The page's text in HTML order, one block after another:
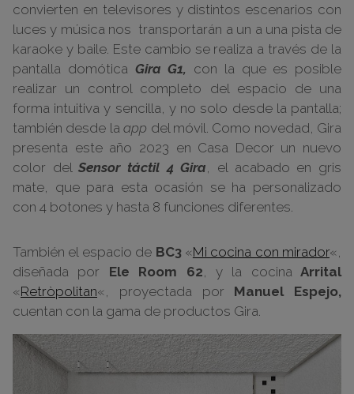
convierten en televisores y distintos escenarios con
luces y música nos transportarán a un a una pista de
karaoke y baile. Este cambio se realiza a través de la
pantalla domótica Gira G1, con la que es posible
realizar un control completo del espacio de una
forma intuitiva y sencilla, y no solo desde la pantalla;
también desde laapp del móvil. Como novedad, Gira
presenta este año 2023 en Casa Decor un nuevo
color delSensor táctil 4 Gira , el acabado en gris
mate, que para esta ocasión se ha personalizado
con 4 botones y hasta 8 funciones diferentes.
También el espacio de BC3«Mi cocina con mirador«,
diseñada por Ele Room 62 , y la cocina Arrital
«Retròpolitan«, proyectada por Manuel Espejo,
cuentan con la gama de productos Gira.